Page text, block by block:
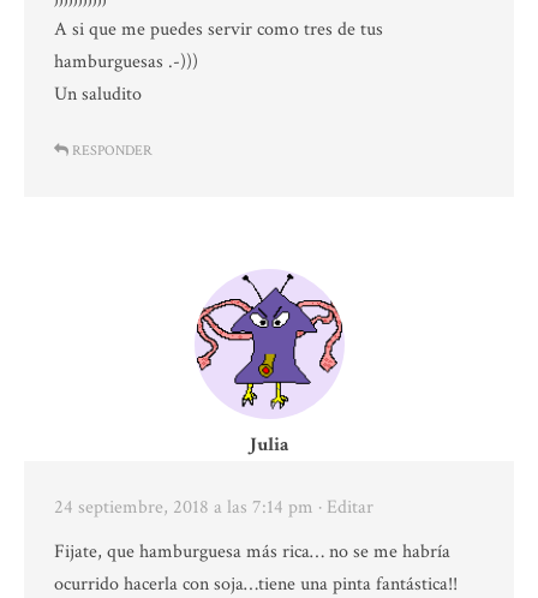
A si que me puedes servir como tres de tus
hamburguesas .-)))
Un saludito
RESPONDER
Julia
24 septiembre, 2018 a las 7:14 pm · Editar
Fijate, que hamburguesa más rica… no se me habría
ocurrido hacerla con soja…tiene una pinta fantástica!!